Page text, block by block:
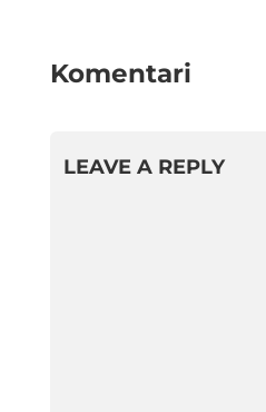
Komentari
LEAVE A REPLY